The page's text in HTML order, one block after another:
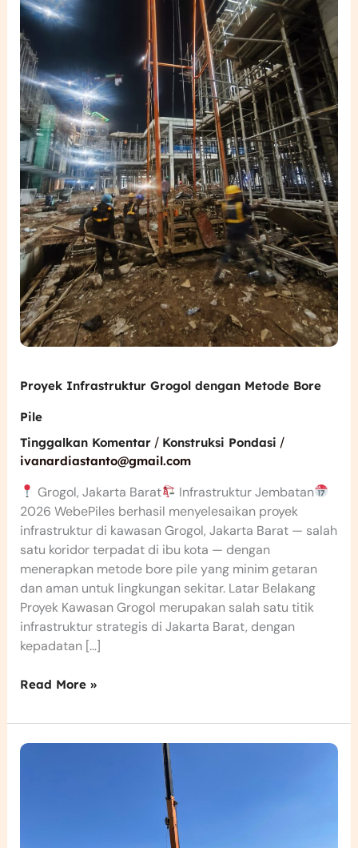
Proyek Infrastruktur Grogol dengan Metode Bore
Pile
Tinggalkan Komentar / Konstruksi Pondasi /
ivanardiastanto@gmail.com
Grogol, Jakarta Barat
Infrastruktur Jembatan
2026 WebePiles berhasil menyelesaikan proyek
infrastruktur di kawasan Grogol, Jakarta Barat — salah
satu koridor terpadat di ibu kota — dengan
menerapkan metode bore pile yang minim getaran
dan aman untuk lingkungan sekitar. Latar Belakang
Proyek Kawasan Grogol merupakan salah satu titik
infrastruktur strategis di Jakarta Barat, dengan
kepadatan […]
Bore
Pile
Read More »
Jasa